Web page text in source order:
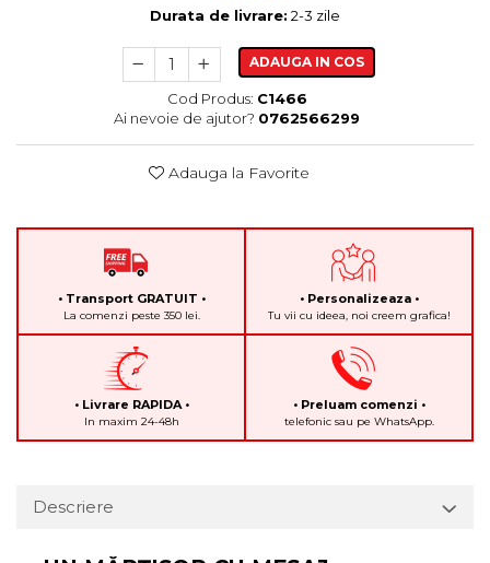
Durata de livrare: 2-3 zile
ADAUGA IN COS
Cod Produs: C1466
Ai nevoie de ajutor? 0762566299
Adauga la Favorite
• Transport GRATUIT •
La comenzi peste 350 lei.
• Personalizeaza •
Tu vii cu ideea, noi creem grafica!
• Livrare RAPIDA •
In maxim 24-48h
• Preluam comenzi •
telefonic sau pe WhatsApp.
Descriere